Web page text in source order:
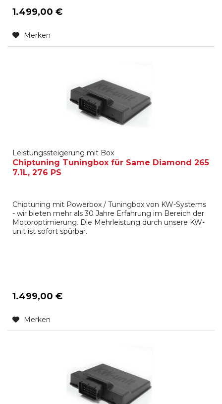
1.499,00 €
Merken
Leistungssteigerung mit Box
Chiptuning Tuningbox für Same Diamond 265
7.1L, 276 PS
Chiptuning mit Powerbox / Tuningbox von KW-Systems
- wir bieten mehr als 30 Jahre Erfahrung im Bereich der
Motoroptimierung. Die Mehrleistung durch unsere KW-
unit ist sofort spürbar.
1.499,00 €
Merken